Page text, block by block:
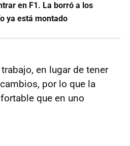
en F1. La borró a los
ya está montado
en lugar de tener
por lo que la
que en uno